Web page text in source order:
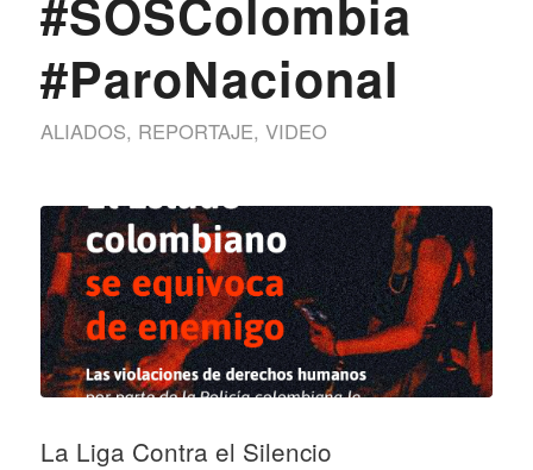
#SOSColombia
#ParoNacional
ALIADOS, REPORTAJE, VIDEO
La Liga Contra el Silencio